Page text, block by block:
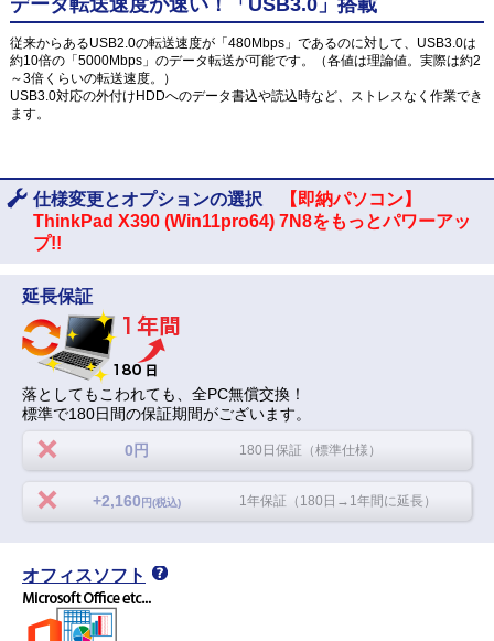
従来からあるUSB2.0の転送速度が「480Mbps」であるのに対して、USB3.0は
約10倍の「5000Mbps」のデータ転送が可能です。（各値は理論値。実際は約2
～3倍くらいの転送速度。）
USB3.0対応の外付けHDDへのデータ書込や読込時など、ストレスなく作業でき
ます。
仕様変更とオプションの選択
【即納パソコン】
ThinkPad X390 (Win11pro64) 7N8をもっとパワーアッ
プ!!
延長保証
落としてもこわれても、全PC無償交換！
標準で180日間の保証期間がございます。
0円 180日保証（標準仕様）
+2,160 円(税込) 1年保証（180日→1年間に延長）
オフィスソフト